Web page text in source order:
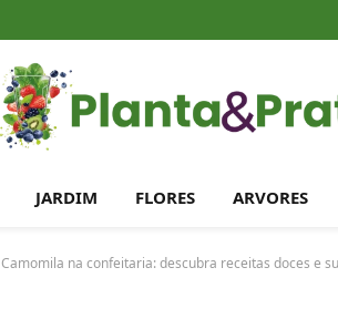
JARDIM FLORES ARVORES
Camomila na confeitaria: descubra receitas doces e